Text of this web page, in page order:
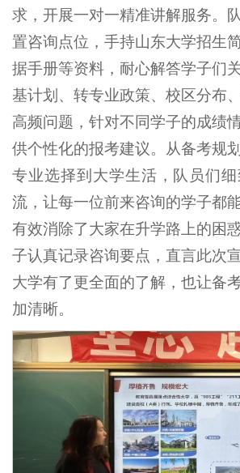
求，开展一对一精准讲解服务。
置咨询点位，手持山东大学招生
据手册等资料，耐心解答学子们
基计划、转专业政策、校区分布
高频问题，针对不同学子的成绩
供个性化的报考建议。从备考规
专业选择到大学生活，队员们
流，让每一位前来咨询的学子都
有效消除了大家在升学路上的困
子认真记录咨询要点，直言此次
大学有了更全面的了解，也让备
加清晰。